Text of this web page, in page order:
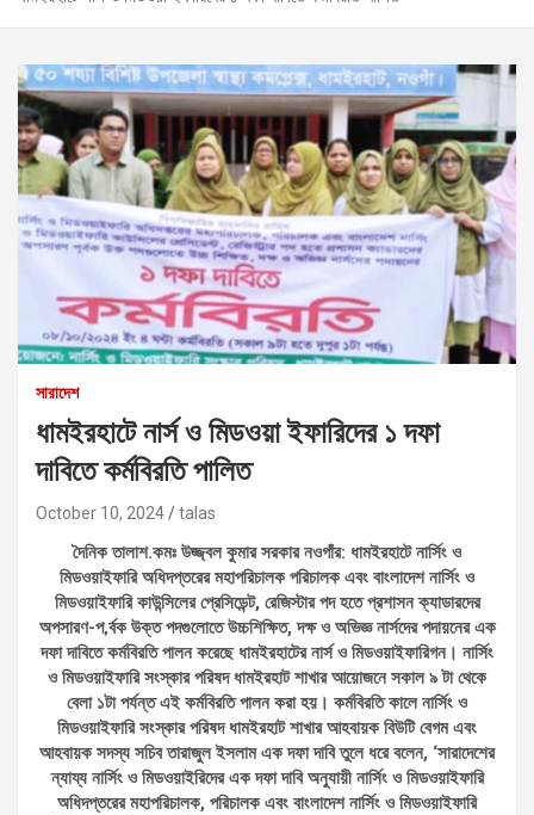
সারাদেশ
ধামইরহাটে নার্স ও মিডওয়া ইফারিদের ১ দফা
দাবিতে কর্মবিরতি পালিত
October 10, 2024 talas
দৈনিক তালাশ.কমঃ উজ্জ্বল কুমার সরকার নওগাঁর: ধামইরহাটে নার্সিং ও
মিডওয়াইফারি অধিদপ্তরের মহাপরিচালক পরিচালক এবং বাংলাদেশ নার্সিং ও
মিডওয়াইফারি কাউন্সিলের প্রেসিডেন্ট, রেজিস্টার পদ হতে প্রশাসন ক্যাডারদের
অপসারণ-প‚র্বক উক্ত পদগুলোতে উচ্চশিক্ষিত, দক্ষ ও অভিজ্ঞ নার্সদের পদায়নের এক
দফা দাবিতে কর্মবিরতি পালন করেছে ধামইরহাটের নার্স ও মিডওয়াইফারিগন। নার্সিং
ও মিডওয়াইফারি সংস্কার পরিষদ ধামইরহাট শাখার আয়োজনে সকাল ৯ টা থেকে
বেলা ১টা পর্যন্ত এই কর্মবিরতি পালন করা হয়। কর্মবিরতি কালে নার্সিং ও
মিডওয়াইফারি সংস্কার পরিষদ ধামইরহাট শাখার আহবায়ক বিউটি বেগম এবং
আহবায়ক সদস্য সচিব তারাজুল ইসলাম এক দফা দাবি তুলে ধরে বলেন, ‘সারাদেশের
ন্যায্য নার্সিং ও মিডওয়াইরিদের এক দফা দাবি অনুযায়ী নার্সিং ও মিডওয়াইফারি
অধিদপ্তরের মহাপরিচালক, পরিচালক এবং বাংলাদেশ নার্সিং ও মিডওয়াইফারি